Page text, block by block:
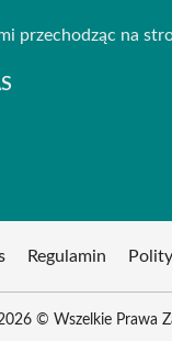
przechodząc na
Regulamin
© Wszelkie Prawa